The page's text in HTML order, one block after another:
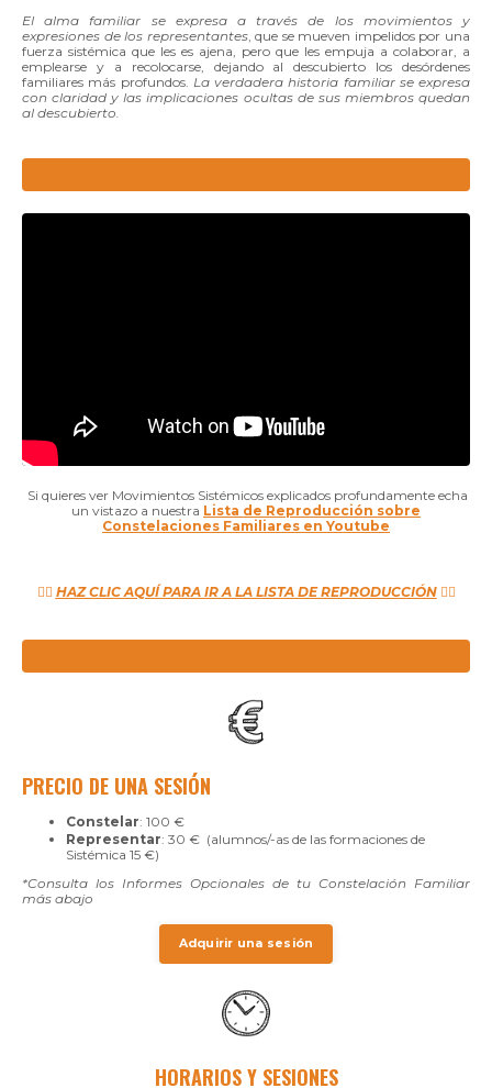
El alma familiar se expresa a través de los movimientos y
expresiones de los representantes, que se mueven impelidos por una
fuerza sistémica que les es ajena, pero que les empuja a colaborar, a
emplearse y a recolocarse, dejando al descubierto los desórdenes
familiares más profundos. La verdadera historia familiar se expresa
con claridad y las implicaciones ocultas de sus miembros quedan
al descubierto.
-
Si quieres ver Movimientos Sistémicos explicados profundamente echa
un vistazo a nuestra Lista de Reproducción sobre
Constelaciones Familiares en Youtube
👉🏼 HAZ CLIC AQUÍ PARA IR A LA LISTA DE REPRODUCCIÓN👈🏼
-
PRECIO DE UNA SESIÓN
Constelar: 100 €
Representar: 30 € (alumnos/-as de las formaciones de
Sistémica 15 €)
*Consulta los Informes Opcionales de tu Constelación Familiar
más abajo
Adquirir una sesión
HORARIOS Y SESIONES